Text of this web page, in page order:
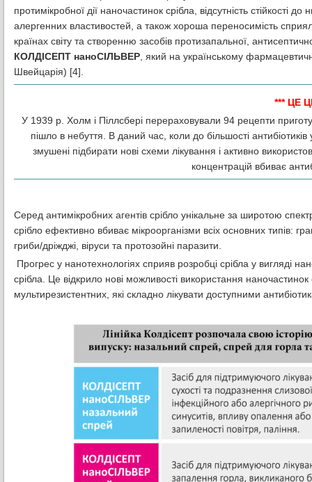
протимікробної дії наночастинок срібла, відсутність стійкості
алергенних властивостей, а також хороша переносимість
країнах світу та створенню засобів протизапальної,
КОЛДІСЕПТ наноСІЛЬВЕР , який на українському
Швейцарія) [4].
*** ЦЕ
У 1939 р. Холм і Піллсбері перераховували 94 рецепти
пішло в небуття. В даний час, коли до більшості
змушені підбирати нові схеми лікування і активно
концентрацій вбиває
Серед антимікробних агентів срібло унікальне за широтою
срібло ефективно вбиває мікроорганізми всіх основних типів:
гриби/дріжджі, віруси та протозойні паразити.
Прогрес у нанотехнологіях сприяв розробці срібла у вигляді
срібла. Це відкрило нові можливості використання
мультирезистентних, які складно лікувати доступними